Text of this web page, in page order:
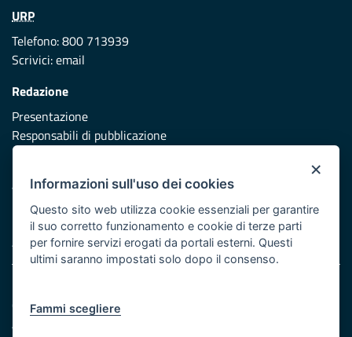
URP
Telefono: 800 713939
Scrivici:email
Redazione
Presentazione
Responsabili di pubblicazione
Vai al sito di Protezione Civile Puglia
Iniziativa finanziata con risorse del POR Puglia 2014/2020 -
Asse XI
Cookie e privacy
Atti di notifica
×
Informazioni sull'uso dei cookies
Questo sito web utilizza cookie essenziali per garantire
il suo corretto funzionamento e cookie di terze parti
per fornire servizi erogati da portali esterni. Questi
ultimi saranno impostati solo dopo il consenso.
Fammi scegliere